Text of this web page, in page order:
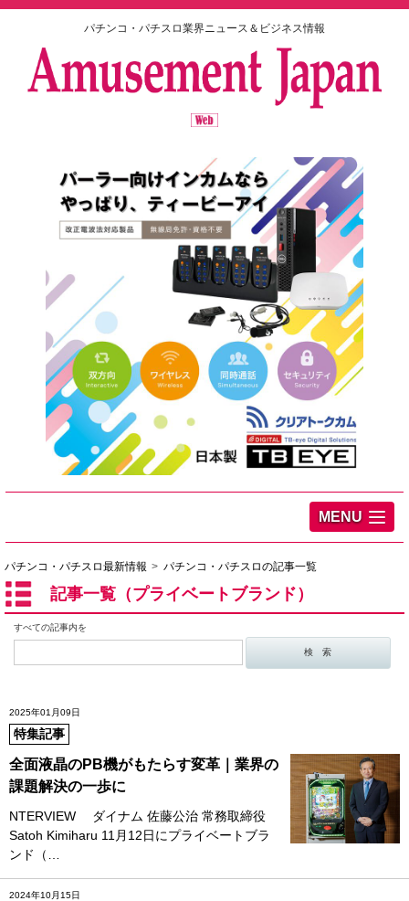
パチンコ・パチスロ業界ニュース＆ビジネス情報
MENU
パチンコ・パチスロ最新情報 パチンコ・パチスロの記事一覧
記事一覧（プライベートブランド）
すべての記事内を
2025年01月09日
特集記事
全面液晶のPB機がもたらす変革｜業界の
課題解決の一歩に
NTERVIEW ダイナム 佐藤公治 常務取締役
Satoh Kimiharu 11月12日にプライベートブラ
ンド（…
2024年10月15日